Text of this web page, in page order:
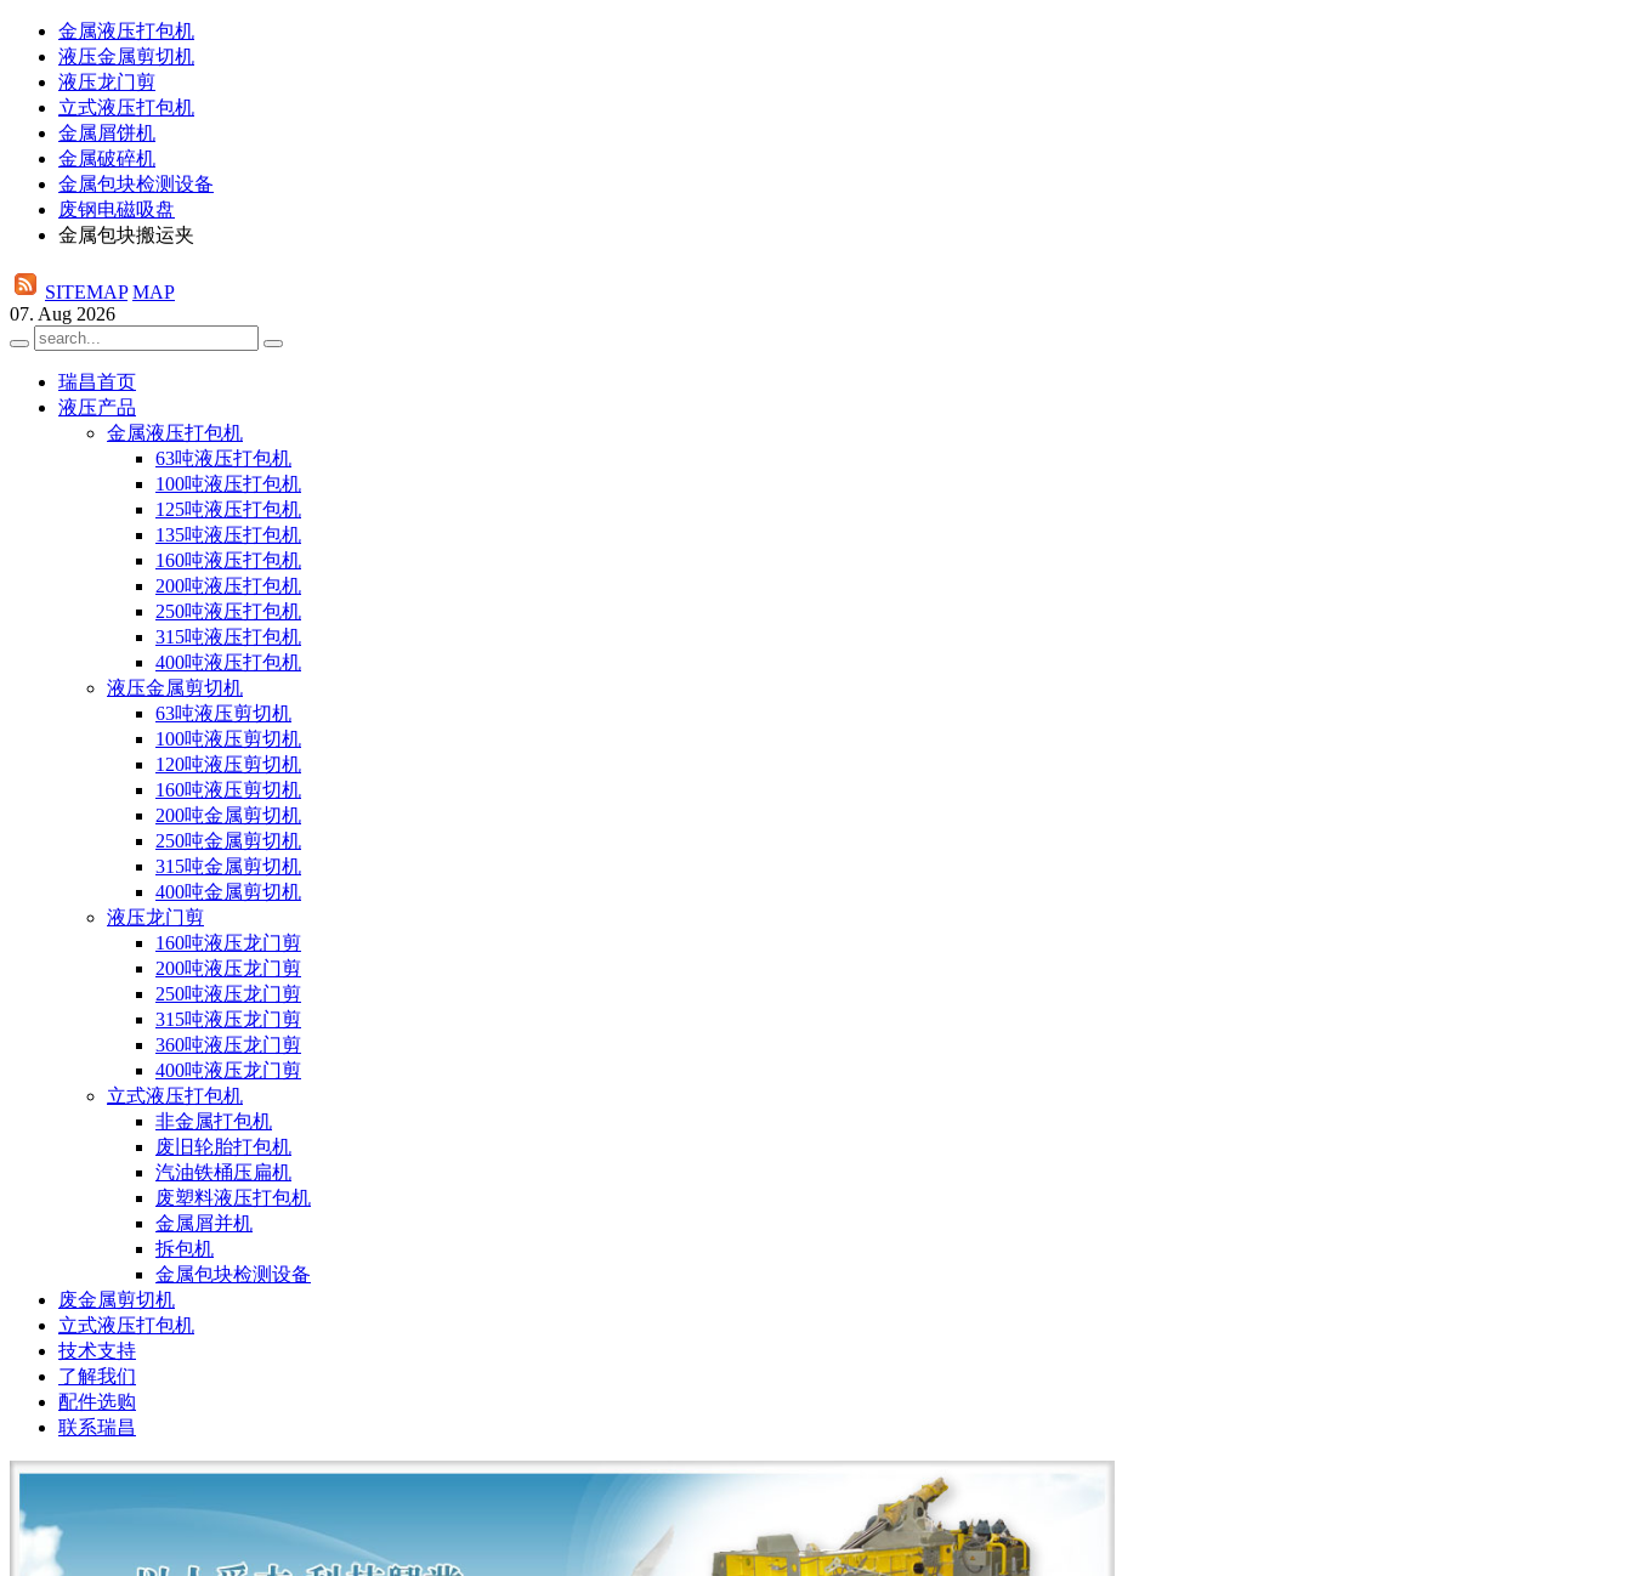
金属液压打包机
液压金属剪切机
液压龙门剪
立式液压打包机
金属屑饼机
金属破碎机
金属包块检测设备
废钢电磁吸盘
金属包块搬运夹
SITEMAP MAP
07. Aug 2026
瑞昌首页
液压产品
金属液压打包机
63吨液压打包机
100吨液压打包机
125吨液压打包机
135吨液压打包机
160吨液压打包机
200吨液压打包机
250吨液压打包机
315吨液压打包机
400吨液压打包机
液压金属剪切机
63吨液压剪切机
100吨液压剪切机
120吨液压剪切机
160吨液压剪切机
200吨金属剪切机
250吨金属剪切机
315吨金属剪切机
400吨金属剪切机
液压龙门剪
160吨液压龙门剪
200吨液压龙门剪
250吨液压龙门剪
315吨液压龙门剪
360吨液压龙门剪
400吨液压龙门剪
立式液压打包机
非金属打包机
废旧轮胎打包机
汽油铁桶压扁机
废塑料液压打包机
金属屑并机
拆包机
金属包块检测设备
废金属剪切机
立式液压打包机
技术支持
了解我们
配件选购
联系瑞昌